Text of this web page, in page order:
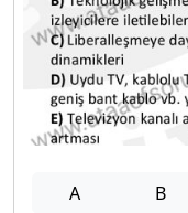
A B